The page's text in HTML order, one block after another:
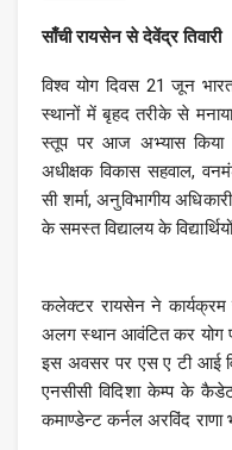
साँची रायसेन से देवेंद्र तिवारी
विश्व योग दिवस 21 जून
स्थानों में बृहद तरीके से
स्तूप पर आज अभ्यास किया
अधीक्षक विकास सहवाल,
सी शर्मा, अनुविभागीय
के समस्त विद्यालय के
कलेक्टर रायसेन ने
अलग स्थान आवंटित कर योग
इस अवसर पर एस ए टी आई
एनसीसी विदिशा केम्प के
कमाण्डेन्ट कर्नल अरविंद